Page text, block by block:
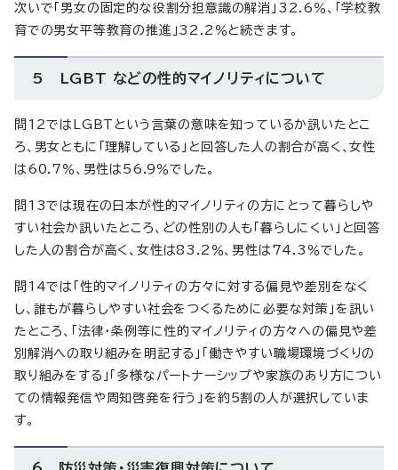
次いで「男女の固定的な役割分担意識の解消」32.6％、「学校教
育での男女平等教育の推進」32.2％と続きます。
5 LGBT などの性的マイノリティについて
問12ではLGBTという言葉の意味を知っているか訊いたとこ
ろ、男女ともに「理解している」と回答した人の割合が高く、女性
は60.7％、男性は56.9％でした。
問13では現在の日本が性的マイノリティの方にとって暮らしや
すい社会か訊いたところ、どの性別の人も「暮らしにくい」と回答
した人の割合が高く、女性は83.2％、男性は74.3％でした。
問14では「性的マイノリティの方々に対する偏見や差別をなく
し、誰もが暮らしやすい社会をつくるために必要な対策」を訊い
たところ、「法律・条例等に性的マイノリティの方々への偏見や差
別解消への取り組みを明記する」「働きやすい職場環境づくりの
取り組みをする」「多様なパートナーシップや家族のあり方につい
ての情報発信や周知啓発を行う」を約5割の人が選択していま
す。